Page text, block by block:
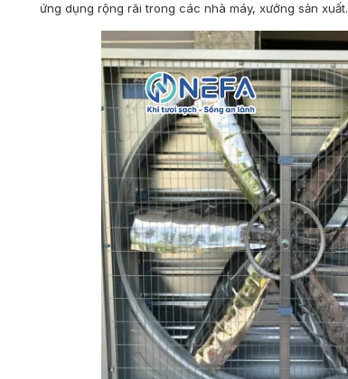
ứng dụng rộng rãi trong các nhà máy, xưởng sản xuất.